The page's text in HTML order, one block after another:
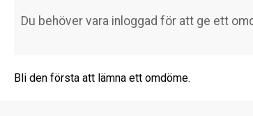
Bli den första att lämna ett omdöme.